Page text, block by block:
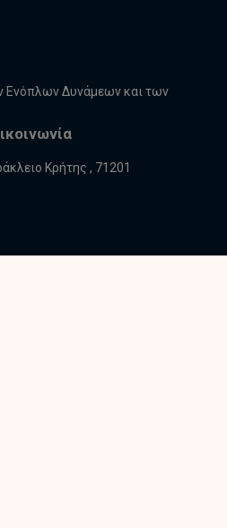
Ενόπλων Δυνάμεων και των
Κρήτης , 71201